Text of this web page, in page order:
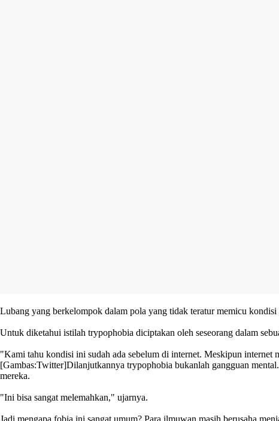
Lubang yang berkelompok dalam pola yang tidak teratur memicu kondisi
Untuk diketahui istilah trypophobia diciptakan oleh seseorang dalam
"Kami tahu kondisi ini sudah ada sebelum di internet. Meskipun
[Gambas:Twitter]Dilanjutkannya trypophobia bukanlah gangguan
mereka.
"Ini bisa sangat melemahkan," ujarnya.
Jadi mengapa fobia ini sangat umum? Para ilmuwan masih berusaha